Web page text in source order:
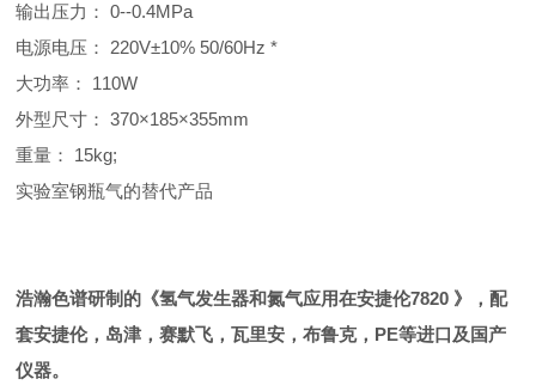
输出压力： 0--0.4MPa
电源电压： 220V±10% 50/60Hz *
大功率： 110W
外型尺寸： 370×185×355mm
重量： 15kg;
实验室钢瓶气的替代产品
浩瀚色谱研制的《氢气发生器和氮气应用在安捷伦7820 》，配
套安捷伦，岛津，赛默飞，瓦里安，布鲁克，PE等进口及国产
仪器。